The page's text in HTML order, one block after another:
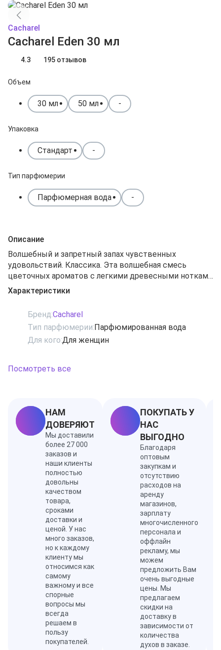
Cacharel
Cacharel Eden 30 мл
4.3 195 отзывов
Объем
30 мл 50 мл -
Упаковка
Стандарт -
Тип парфюмерии
Парфюмерная вода -
Описание
Волшебный и запретный запах чувственных
удовольствий. Классика. Эта волшебная смесь
цветочных ароматов с легкими древесными нотками
настоящий рай для ваших чувств. Нет, не тот рай, в
котором обитают бестелесные души, а рай Адама и
любовь - это грех. Сладковатый аромат рая,
богатства, роскоши. Основные ноты: листья лотоса,
водяная лилия, дыня, мимоза, флердоранж, пачули.
Характеристики
Бренд:Cacharel
Тип парфюмерии:Парфюмированная вода
Для кого:Для женщин
Посмотреть все
НАМ
ДОВЕРЯЮТ
Мы доставили
более 27 000
заказов и
наши клиенты
полностью
довольны
качеством
товара,
сроками
доставки и
ценой. У нас
много заказов,
но к каждому
клиенту мы
относимся как
самому
важному и все
спорные
вопросы мы
всегда
решаем в
пользу
покупателей.
ПОКУПАТЬ У
НАС
ВЫГОДНО
Благодаря
оптовым
закупкам и
отсутствию
расходов на
аренду
магазинов,
зарплату
многочисленного
персонала и
оффлайн
рекламу, мы
можем
предложить Вам
очень выгодные
цены. Мы
предлагаем
скидки на
доставку в
зависимости от
количества
духов в заказе.